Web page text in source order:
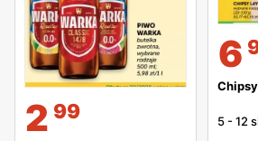
2 99
6
5 -12